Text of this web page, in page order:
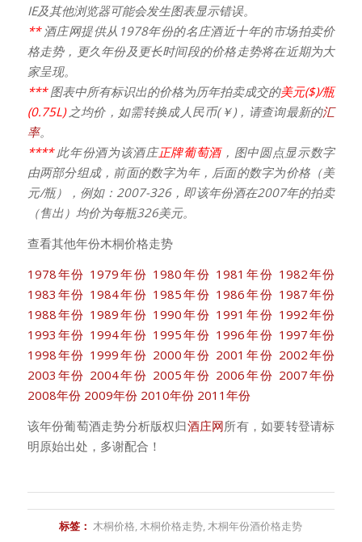
IE及其他浏览器可能会发生图表显示错误。
** 酒庄网提供从1978年份的名庄酒近十年的市场拍卖价
格走势，更久年份及更长时间段的价格走势将在近期为大
家呈现。
***图表中所有标识出的价格为历年拍卖成交的美元($)/瓶
(0.75L)之均价，如需转换成人民币(￥)，请查询最新的汇
率。
****此年份酒为该酒庄正牌葡萄酒，图中圆点显示数字
由两部分组成，前面的数字为年，后面的数字为价格（美
元/瓶），例如：2007-326，即该年份酒在2007年的拍卖
（售出）均价为每瓶326美元。
查看其他年份木桐价格走势
1978年份 1979年份 1980年份 1981年份 1982年份
1983年份 1984年份 1985年份 1986年份 1987年份
1988年份 1989年份 1990年份 1991年份 1992年份
1993年份 1994年份 1995年份 1996年份 1997年份
1998年份 1999年份 2000年份 2001年份 2002年份
2003年份 2004年份 2005年份 2006年份 2007年份
2008年份 2009年份 2010年份 2011年份
该年份葡萄酒走势分析版权归酒庄网所有，如要转登请标
明原始出处，多谢配合！
标签： 木桐价格,木桐价格走势,木桐年份酒价格走势